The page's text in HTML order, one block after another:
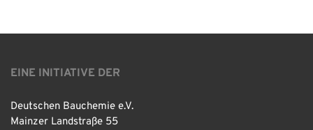
EINE INITIATIVE DER
Deutschen Bauchemie e.V.
Mainzer Landstraße 55